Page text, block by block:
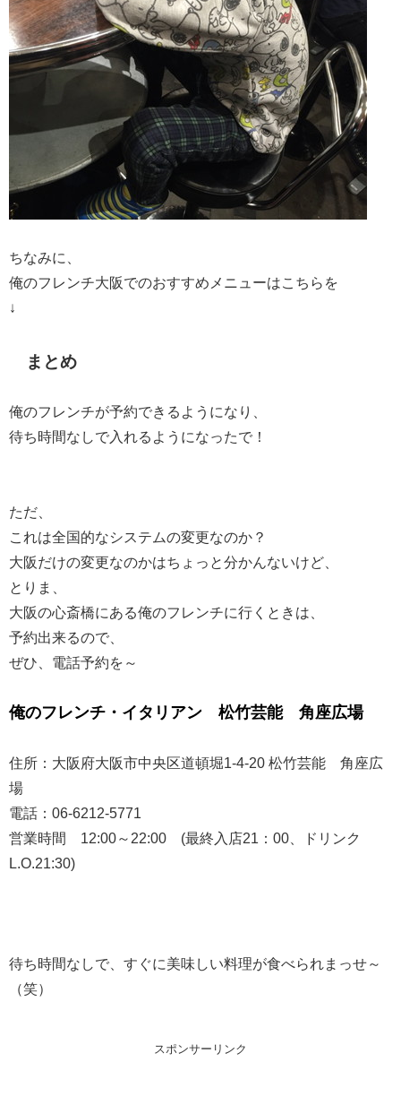
ちなみに、
俺のフレンチ大阪でのおすすめメニューはこちらを
↓
まとめ
俺のフレンチが予約できるようになり、
待ち時間なしで入れるようになったで！
ただ、
これは全国的なシステムの変更なのか？
大阪だけの変更なのかはちょっと分かんないけど、
とりま、
大阪の心斎橋にある俺のフレンチに行くときは、
予約出来るので、
ぜひ、電話予約を～
俺のフレンチ・イタリアン 松竹芸能 角座広場
住所：大阪府大阪市中央区道頓堀1-4-20 松竹芸能 角座広
場
電話：06-6212-5771
営業時間 12:00～22:00 (最終入店21：00、ドリンク
L.O.21:30)
待ち時間なしで、すぐに美味しい料理が食べられまっせ～
（笑）
スポンサーリンク